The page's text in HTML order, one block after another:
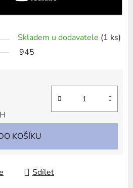
Skladem u dodavatele (1 ks)
945
KOŠÍKU
Sdílet